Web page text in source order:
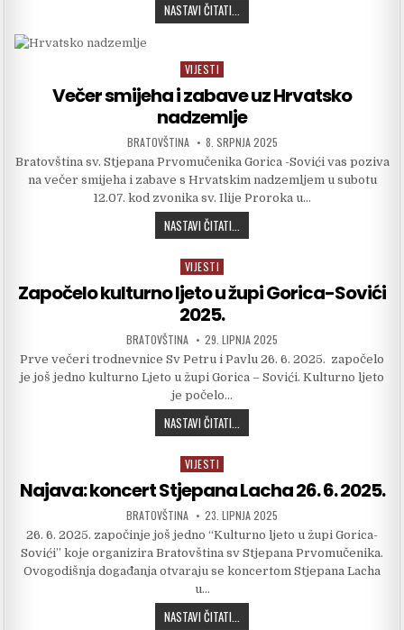
NASTAVI ČITATI...
Posted in
VIJESTI
Večer smijeha i zabave uz Hrvatsko
nadzemlje
AUTHOR:
BRATOVŠTINA PUBLISHED DATE:
8. SRPNJA 2025
Bratovština sv. Stjepana Prvomučenika Gorica -Sovići vas poziva
na večer smijeha i zabave s Hrvatskim nadzemljem u subotu
12.07. kod zvonika sv. Ilije Proroka u…
NASTAVI ČITATI...
Posted in
VIJESTI
Započelo kulturno ljeto u župi Gorica-Sovići
2025.
AUTHOR:
BRATOVŠTINA PUBLISHED DATE:
29. LIPNJA 2025
Prve večeri trodnevnice Sv Petru i Pavlu 26. 6. 2025. započelo
je još jedno kulturno Ljeto u župi Gorica – Sovići. Kulturno ljeto
je počelo…
NASTAVI ČITATI...
Posted in
VIJESTI
Najava: koncert Stjepana Lacha 26. 6. 2025.
AUTHOR:
BRATOVŠTINA PUBLISHED DATE:
23. LIPNJA 2025
26. 6. 2025. započinje još jedno “Kulturno ljeto u župi Gorica-
Sovići” koje organizira Bratovština sv Stjepana Prvomučenika.
Ovogodišnja događanja otvaraju se koncertom Stjepana Lacha
u…
NASTAVI ČITATI...